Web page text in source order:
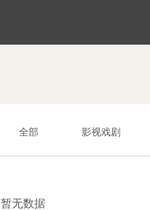
全部 影视戏剧
暂无数据